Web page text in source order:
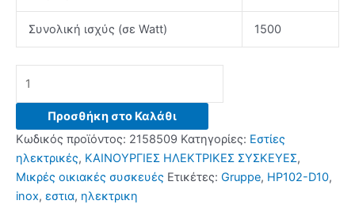
Συνολική ισχύς (σε Watt) 1500
HP102-
Ηλεκτρική
Inox
ποσότητα
Προσθήκη στο Καλάθι
Κωδικός προϊόντος: 2158509 Κατηγορίες: Εστίες
ηλεκτρικές, ΚΑΙΝΟΥΡΓΙΕΣ ΗΛΕΚΤΡΙΚΕΣ ΣΥΣΚΕΥΕΣ,
Μικρές οικιακές συσκευές Ετικέτες: Gruppe, HP102-D10,
inox, εστια, ηλεκτρικη